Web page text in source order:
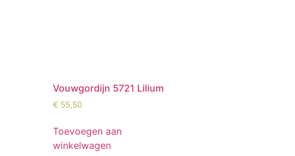
Vouwgordijn 5721 Lilium
€ 55,50
Toevoegen aan
winkelwagen